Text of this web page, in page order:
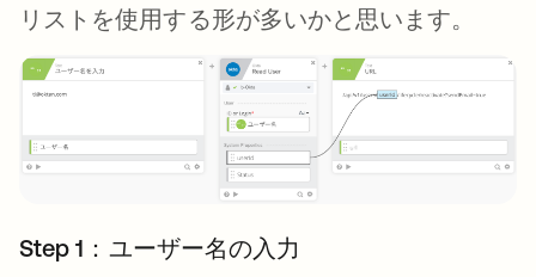
リストを使用する形が多いかと思います。
Step 1：ユーザー名の入力